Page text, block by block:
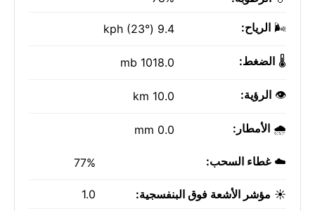
🌬️ الرياح: 9.4 kph (23°)
🌡️ الضغط: 1018.0 mb
👁️ الرؤية: 10.0 km
🌧️ الأمطار: 0.0 mm
☁️غطاء السحب: 77%
☀️ مؤشر الأشعة فوق البنفسجية: 1.0